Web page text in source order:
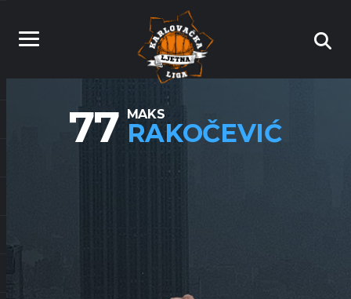
77 MAKS
RAKOČEVIĆ